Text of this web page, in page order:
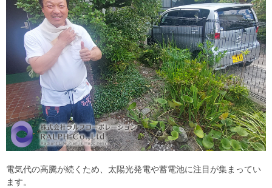
電気代の高騰が続くため、太陽光発電や蓄電池に注目が集まってい
ます。